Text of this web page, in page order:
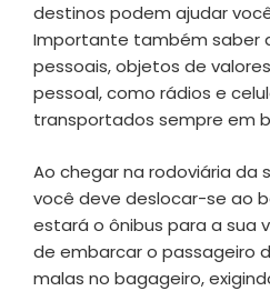
destinos podem ajudar
Importante também saber
pessoais, objetos de
pessoal, como rádios e
transportados sempre em
Ao chegar na rodoviária da
você deve deslocar-se ao
estará o ônibus para a sua
de embarcar o passageiro
malas no bagageiro,